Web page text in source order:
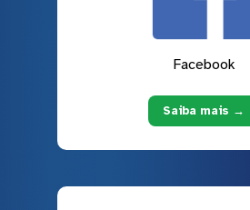
Facebook
Saiba mais →